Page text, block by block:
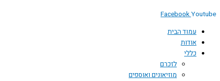
Facebook
עמוד הבית
אודות
כללי
לזכרם
מוזיאונים ואוספים